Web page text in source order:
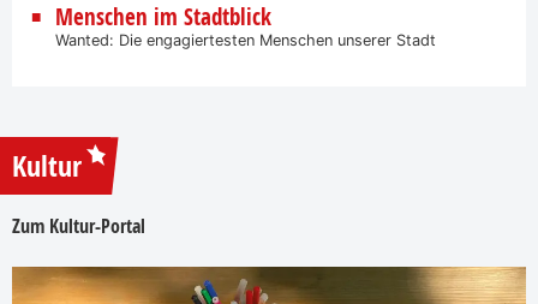
Menschen im Stadtblick
Wanted: Die engagiertesten Menschen unserer Stadt
Kultur
Zum Kultur-Portal